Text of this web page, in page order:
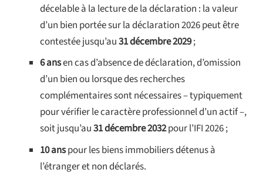
décelable à la lecture de la déclaration : la valeur
d’un bien portée sur la déclaration 2026 peut être
contestée jusqu’au31 décembre 2029;
6 ansen cas d’absence de déclaration, d’omission
d’un bien ou lorsque des recherches
complémentaires sont nécessaires – typiquement
pour vérifier le caractère professionnel d’un actif –,
soit jusqu’au31 décembre 2032pour l’IFI 2026 ;
10 anspour les biens immobiliers détenus à
l’étranger et non déclarés.